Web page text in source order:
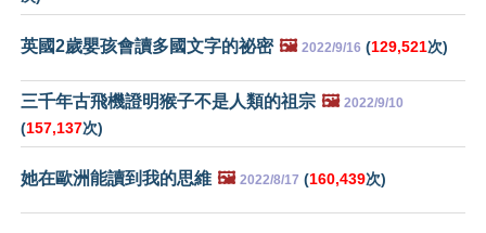
英國2歲嬰孩會讀多國文字的祕密 🖼️ 2022/9/16 (129,521次)
三千年古飛機證明猴子不是人類的祖宗 🖼️ 2022/9/10
(157,137次)
她在歐洲能讀到我的思維 🖼️ 2022/8/17 (160,439次)